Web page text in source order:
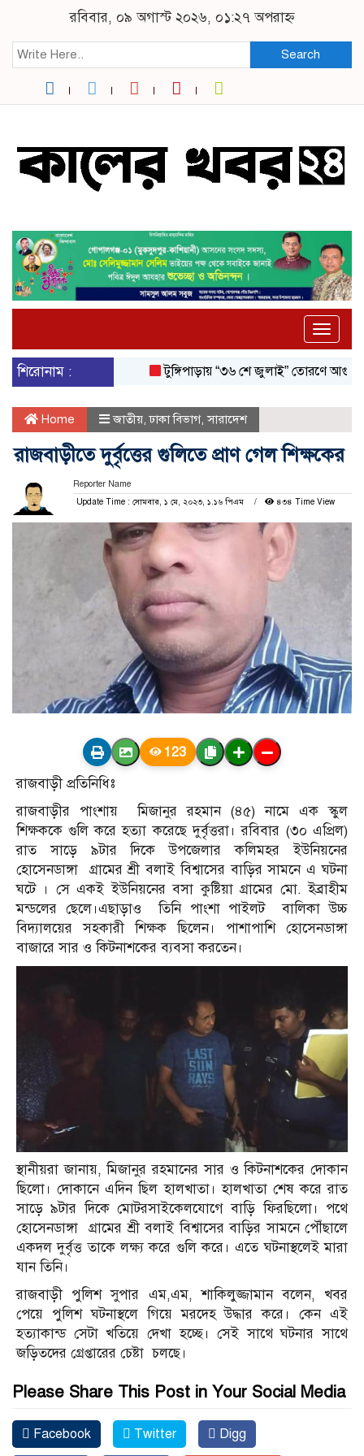
রবিবার, ০৯ অগাস্ট ২০২৬, ০১:২৭ অপরাহ্ন
Search
Toggle
শিরোনাম :
টুঙ্গিপাড়ায় “৩৬ শে জুলাই” তোরণে আগুন; ৭৫
Home জাতীয়,ঢাকা বিভাগ,সারাদেশ
রাজবাড়ীতে দুর্বৃত্তের গুলিতে প্রাণ গেল শিক্ষকের
Reporter Name
Update Time : সোমবার, ১ মে, ২০২৩, ১.১৬ পিএম
৪৩৪ Time View
123
রাজবাড়ী প্রতিনিধিঃ
রাজবাড়ীর পাংশায় মিজানুর রহমান (৪৫) নামে এক স্কুল
শিক্ষককে গুলি করে হত্যা করেছে দুর্বৃত্তরা। রবিবার (৩০ এপ্রিল)
রাত সাড়ে ৯টার দিকে উপজেলার কলিমহর ইউনিয়নের
হোসেনডাঙ্গা গ্রামের শ্রী বলাই বিশ্বাসের বাড়ির সামনে এ ঘটনা
ঘটে । সে একই ইউনিয়নের বসা কুষ্টিয়া গ্রামের মো. ইব্রাহীম
মন্ডলের ছেলে।এছাড়াও তিনি পাংশা পাইলট বালিকা উচ্চ
বিদ্যালয়ের সহকারী শিক্ষক ছিলেন। পাশাপাশি হোসেনডাঙ্গা
বাজারে সার ও কিটনাশকের ব্যবসা করতেন।
স্থানীয়রা জানায়, মিজানুর রহমানের সার ও কিটনাশকের দোকান
ছিলো। দোকানে এদিন ছিল হালখাতা। হালখাতা শেষ করে রাত
সাড়ে ৯টার দিকে মোটরসাইকেলযোগে বাড়ি ফিরছিলো। পথে
হোসেনডাঙ্গা গ্রামের শ্রী বলাই বিশ্বাসের বাড়ির সামনে পৌঁছালে
একদল দুর্বৃত্ত তাকে লক্ষ্য করে গুলি করে। এতে ঘটনাস্থলেই মারা
যান তিনি।
রাজবাড়ী পুলিশ সুপার এম,এম, শাকিলুজ্জামান বলেন, খবর
পেয়ে পুলিশ ঘটনাস্থলে গিয়ে মরদেহ উদ্ধার করে। কেন এই
হত্যাকান্ড সেটা খতিয়ে দেখা হচ্ছে। সেই সাথে ঘটনার সাথে
জড়িতদের গ্রেপ্তারের চেষ্টা চলছে।
Please Share This Post in Your Social Media
Facebook Twitter Digg